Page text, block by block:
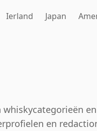
Ierland Japan
en